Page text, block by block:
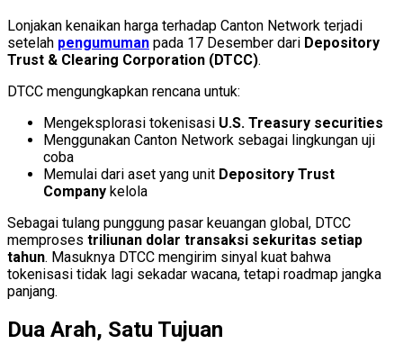
Lonjakan kenaikan harga terhadap Canton Network terjadi
setelah pengumuman pada 17 Desember dari Depository
Trust & Clearing Corporation (DTCC).
DTCC mengungkapkan rencana untuk:
Mengeksplorasi tokenisasi U.S. Treasury securities
Menggunakan Canton Network sebagai lingkungan uji
coba
Memulai dari aset yang unit Depository Trust
Company kelola
Sebagai tulang punggung pasar keuangan global, DTCC
memproses triliunan dolar transaksi sekuritas setiap
tahun. Masuknya DTCC mengirim sinyal kuat bahwa
tokenisasi tidak lagi sekadar wacana, tetapi roadmap jangka
panjang.
Dua Arah, Satu Tujuan